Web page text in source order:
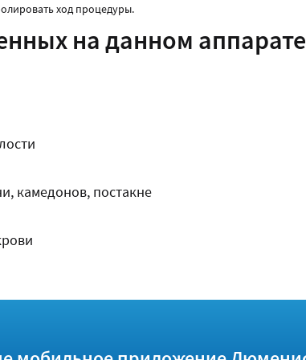
ход процедуры.
на данном
камедонов, постакне